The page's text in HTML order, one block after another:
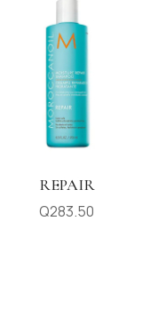
REPAIR
Q283.50